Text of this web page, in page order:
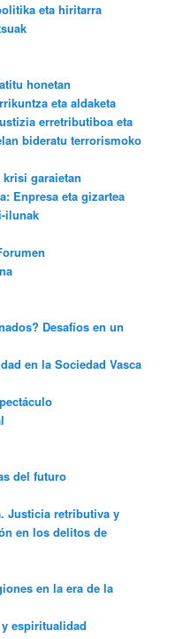
eta hiritarra
honetan
eta aldaketa
erretributiboa eta
bideratu terrorismoko
garaietan
Enpresa eta gizartea
ilunak
Desafíos en un
en la Sociedad Vasca
del futuro
Justicia retributiva y
en los delitos de
en la era de la
espiritualidad